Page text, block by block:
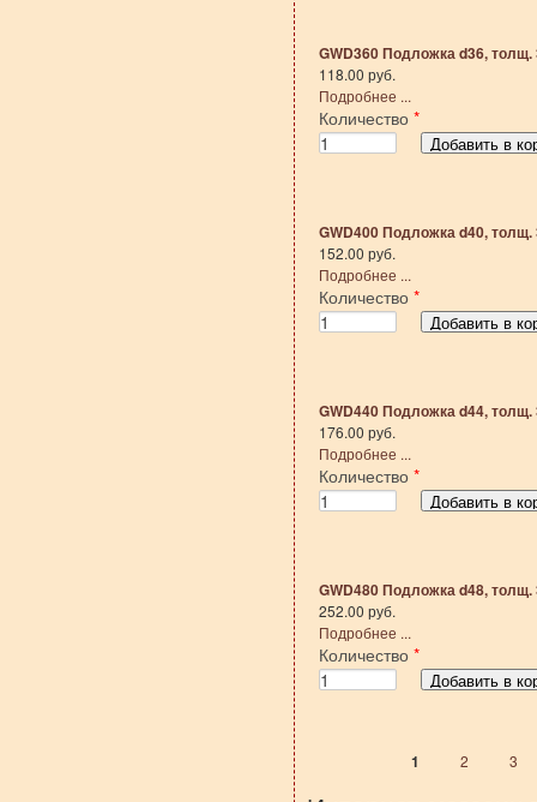
GWD360 Подложка d36,
118.00 руб.
Подробнее ...
Количество *
GWD400 Подложка d40,
152.00 руб.
Подробнее ...
Количество *
GWD440 Подложка d44,
176.00 руб.
Подробнее ...
Количество *
GWD480 Подложка d48,
252.00 руб.
Подробнее ...
Количество *
1 2 3